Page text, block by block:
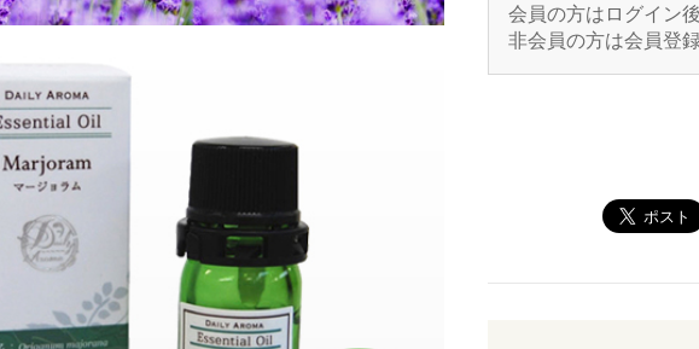
会員の方はログイン
非会員の方は会員登